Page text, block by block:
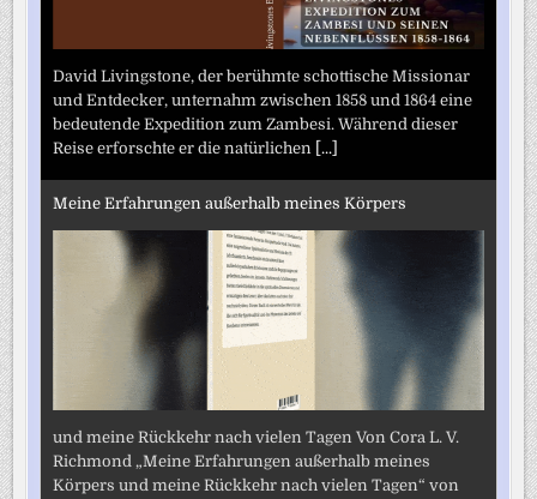
David Livingstone, der berühmte schottische Missionar
und Entdecker, unternahm zwischen 1858 und 1864 eine
bedeutende Expedition zum Zambesi. Während dieser
Reise erforschte er die natürlichen [...]
Meine Erfahrungen außerhalb meines Körpers
und meine Rückkehr nach vielen Tagen Von Cora L. V.
Richmond „Meine Erfahrungen außerhalb meines
Körpers und meine Rückkehr nach vielen Tagen“ von